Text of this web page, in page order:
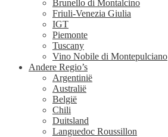
Brunello di Montalcino
Friuli-Venezia Giulia
IGT
Piemonte
Tuscany
Vino Nobile di Montepulciano
Andere Regio’s
Argentinië
Australië
België
Chili
Duitsland
Languedoc Roussillon